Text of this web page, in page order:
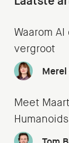
Waarom
vergroot
Meet
Humanoids